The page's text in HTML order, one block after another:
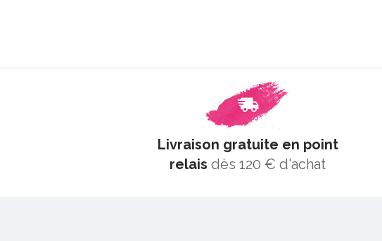
Livraison gratuite en point
relais dès 120 € d'achat